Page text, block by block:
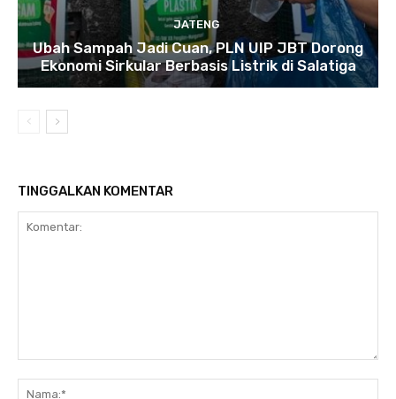
JATENG
Ubah Sampah Jadi Cuan, PLN UIP JBT Dorong
Ekonomi Sirkular Berbasis Listrik di Salatiga
TINGGALKAN KOMENTAR